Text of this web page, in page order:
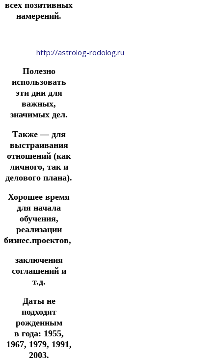
всех позитивных
намерений.
http://astrolog-rodolog.ru
Полезно
использовать
эти дни для
важных,
значимых дел.
Также — для
выстраивания
отношений (как
личного, так и
делового плана).
Хорошее время
для начала
обучения,
реализации
бизнес.проектов,
заключения
соглашений и
т.д.
Даты не
подходят
рожденным
в года: 1955,
1967, 1979, 1991,
2003.